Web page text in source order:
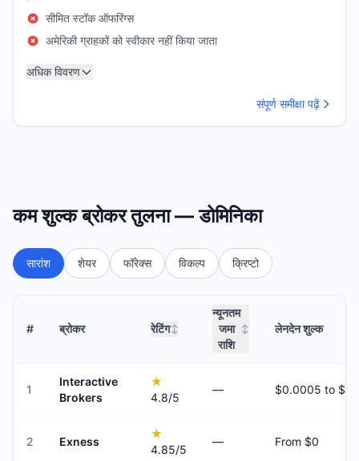
सीमित स्टॉक ऑफरिंग्स
अमेरिकी ग्राहकों को स्वीकार नहीं किया जाता
अधिक विवरण
संपूर्ण समीक्षा पढ़ें
कम शुल्क ब्रोकर तुलना — डोमिनिका
सारांश शेयर फॉरेक्स विकल्प क्रिप्टो
# ब्रोकर रेटिंग↕
न्यूनतम
जमा
राशि
↕ लेनदेन शुल्क
1
Interactive
Brokers
★
4.8/5
—
2 Exness
★
4.85/5
— From $0